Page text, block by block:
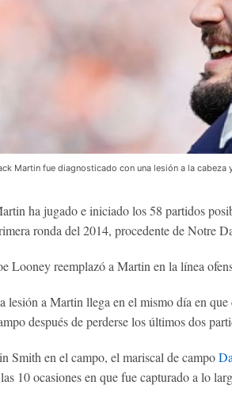
Martin fue diagnosticado con una lesión a la cabeza
ha jugado e iniciado los 58 partidos
ronda del 2014, procedente de Notre
Looney reemplazó a Martin en la línea
lesión a Martin llega en el mismo día en
después de perderse los últimos dos
Smith en el campo, el mariscal de campo
10 ocasiones en que fue capturado a lo